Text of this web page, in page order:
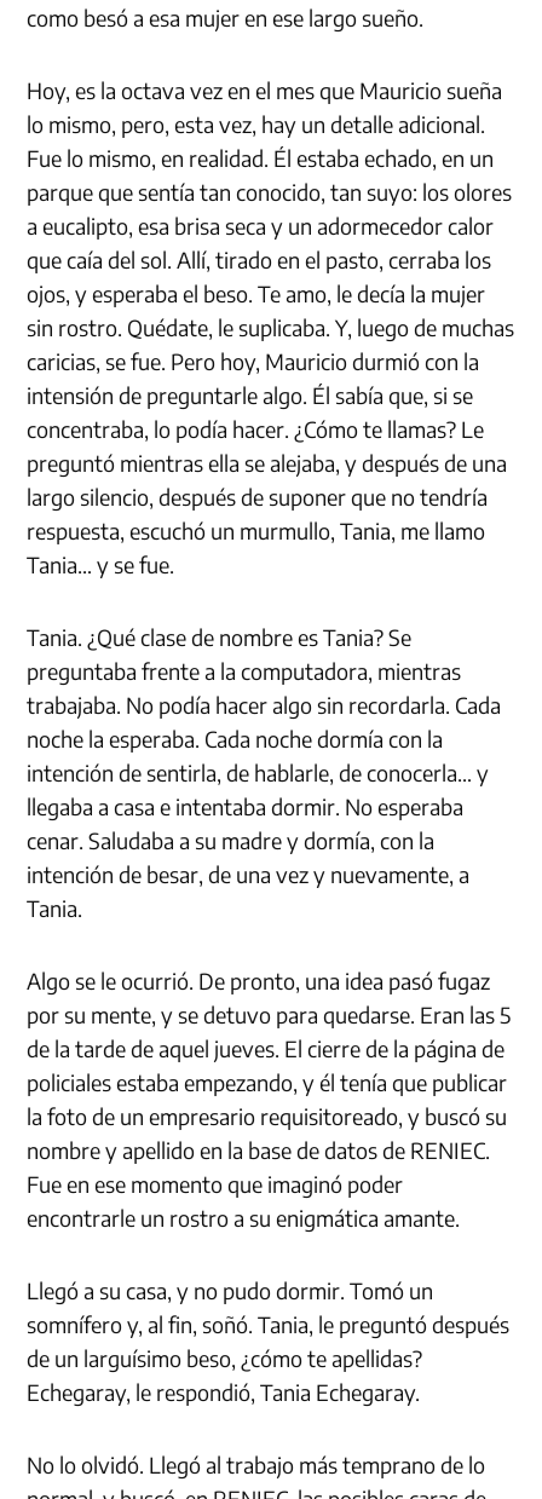
como besó a esa mujer en ese largo sueño.
Hoy, es la octava vez en el mes que Mauricio sueña
lo mismo, pero, esta vez, hay un detalle adicional.
Fue lo mismo, en realidad. Él estaba echado, en un
parque que sentía tan conocido, tan suyo: los olores
a eucalipto, esa brisa seca y un adormecedor calor
que caía del sol. Allí, tirado en el pasto, cerraba los
ojos, y esperaba el beso. Te amo, le decía la mujer
sin rostro. Quédate, le suplicaba. Y, luego de muchas
caricias, se fue. Pero hoy, Mauricio durmió con la
intensión de preguntarle algo. Él sabía que, si se
concentraba, lo podía hacer. ¿Cómo te llamas? Le
preguntó mientras ella se alejaba, y después de una
largo silencio, después de suponer que no tendría
respuesta, escuchó un murmullo, Tania, me llamo
Tania… y se fue.
Tania. ¿Qué clase de nombre es Tania? Se
preguntaba frente a la computadora, mientras
trabajaba. No podía hacer algo sin recordarla. Cada
noche la esperaba. Cada noche dormía con la
intención de sentirla, de hablarle, de conocerla… y
llegaba a casa e intentaba dormir. No esperaba
cenar. Saludaba a su madre y dormía, con la
intención de besar, de una vez y nuevamente, a
Tania.
Algo se le ocurrió. De pronto, una idea pasó fugaz
por su mente, y se detuvo para quedarse. Eran las 5
de la tarde de aquel jueves. El cierre de la página de
policiales estaba empezando, y él tenía que publicar
la foto de un empresario requisitoreado, y buscó su
nombre y apellido en la base de datos de RENIEC.
Fue en ese momento que imaginó poder
encontrarle un rostro a su enigmática amante.
Llegó a su casa, y no pudo dormir. Tomó un
somnífero y, al fin, soñó. Tania, le preguntó después
de un larguísimo beso, ¿cómo te apellidas?
Echegaray, le respondió, Tania Echegaray.
No lo olvidó. Llegó al trabajo más temprano de lo